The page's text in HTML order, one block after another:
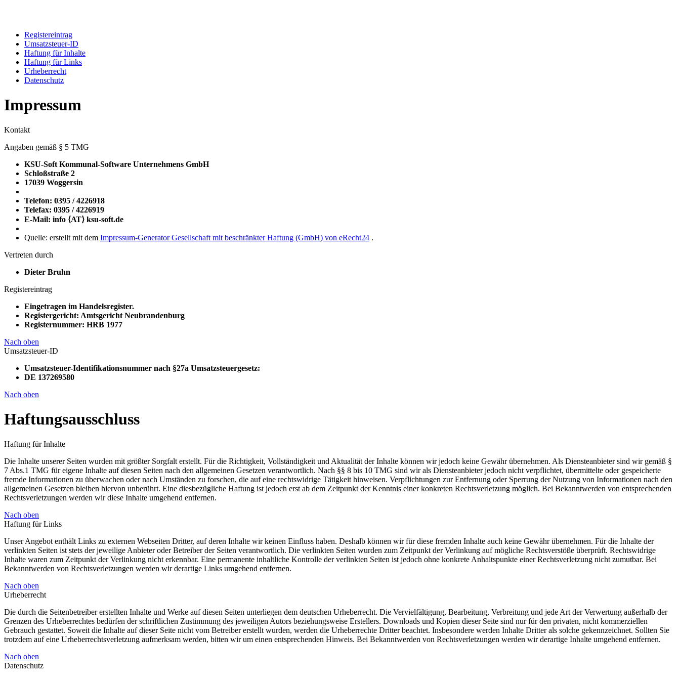
Registereintrag
Umsatzsteuer-ID
Haftung für Inhalte
Haftung für Links
Urheberrecht
Datenschutz
Impressum
Kontakt
Angaben gemäß § 5 TMG
KSU-Soft Kommunal-Software Unternehmens GmbH
Schloßstraße 2
17039 Woggersin
Telefon: 0395 / 4226918
Telefax: 0395 / 4226919
E-Mail: info ⟨ΑΤ⟩ ksu-soft.de
Quelle: erstellt mit dem Impressum-Generator Gesellschaft mit beschränkter Haftung (GmbH) von eRecht24 .
Vertreten durch
Dieter Bruhn
Registereintrag
Eingetragen im Handelsregister.
Registergericht: Amtsgericht Neubrandenburg
Registernummer: HRB 1977
Nach oben
Umsatzsteuer-ID
Umsatzsteuer-Identifikationsnummer nach §27a Umsatzsteuergesetz:
DE 137269580
Nach oben
Haftungsausschluss
Haftung für Inhalte
Die Inhalte unserer Seiten wurden mit größter Sorgfalt erstellt. Für die Richtigkeit, Vollständigkeit und Aktualität der Inhalte können wir jedoch keine Gewähr übernehmen. Als Diensteanbieter sind wir gemäß §
7 Abs.1 TMG für eigene Inhalte auf diesen Seiten nach den allgemeinen Gesetzen verantwortlich. Nach §§ 8 bis 10 TMG sind wir als Diensteanbieter jedoch nicht verpflichtet, übermittelte oder gespeicherte
fremde Informationen zu überwachen oder nach Umständen zu forschen, die auf eine rechtswidrige Tätigkeit hinweisen. Verpflichtungen zur Entfernung oder Sperrung der Nutzung von Informationen nach den
allgemeinen Gesetzen bleiben hiervon unberührt. Eine diesbezügliche Haftung ist jedoch erst ab dem Zeitpunkt der Kenntnis einer konkreten Rechtsverletzung möglich. Bei Bekanntwerden von entsprechenden
Rechtsverletzungen werden wir diese Inhalte umgehend entfernen.
Nach oben
Haftung für Links
Unser Angebot enthält Links zu externen Webseiten Dritter, auf deren Inhalte wir keinen Einfluss haben. Deshalb können wir für diese fremden Inhalte auch keine Gewähr übernehmen. Für die Inhalte der
verlinkten Seiten ist stets der jeweilige Anbieter oder Betreiber der Seiten verantwortlich. Die verlinkten Seiten wurden zum Zeitpunkt der Verlinkung auf mögliche Rechtsverstöße überprüft. Rechtswidrige
Inhalte waren zum Zeitpunkt der Verlinkung nicht erkennbar. Eine permanente inhaltliche Kontrolle der verlinkten Seiten ist jedoch ohne konkrete Anhaltspunkte einer Rechtsverletzung nicht zumutbar. Bei
Bekanntwerden von Rechtsverletzungen werden wir derartige Links umgehend entfernen.
Nach oben
Urheberrecht
Die durch die Seitenbetreiber erstellten Inhalte und Werke auf diesen Seiten unterliegen dem deutschen Urheberrecht. Die Vervielfältigung, Bearbeitung, Verbreitung und jede Art der Verwertung außerhalb der
Grenzen des Urheberrechtes bedürfen der schriftlichen Zustimmung des jeweiligen Autors beziehungsweise Erstellers. Downloads und Kopien dieser Seite sind nur für den privaten, nicht kommerziellen
Gebrauch gestattet. Soweit die Inhalte auf dieser Seite nicht vom Betreiber erstellt wurden, werden die Urheberrechte Dritter beachtet. Insbesondere werden Inhalte Dritter als solche gekennzeichnet. Sollten Sie
trotzdem auf eine Urheberrechtsverletzung aufmerksam werden, bitten wir um einen entsprechenden Hinweis. Bei Bekanntwerden von Rechtsverletzungen werden wir derartige Inhalte umgehend entfernen.
Nach oben
Datenschutz